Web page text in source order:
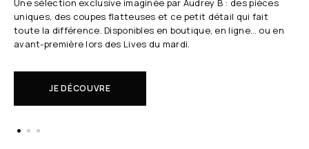
Une sélection exclusive imaginée par Audrey B : des pièces
uniques, des coupes flatteuses et ce petit détail qui fait
toute la différence. Disponibles en boutique, en ligne… ou en
avant-première lors des Lives du mardi.
JE DÉCOUVRE